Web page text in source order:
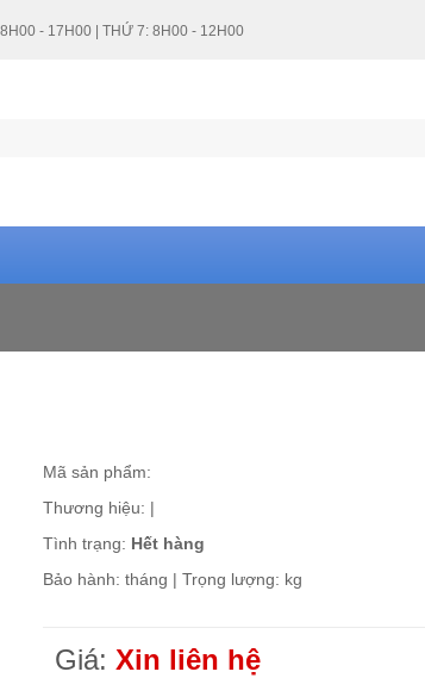
Mã sản phẩm:
Thương hiệu: |
Tình trạng: Hết hàng
Bảo hành: tháng | Trọng lượng: kg
Giá: Xin liên hệ
- 17H00 | THỨ 7: 8H00 - 12H00